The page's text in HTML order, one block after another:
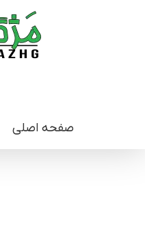
صفحه اصلی